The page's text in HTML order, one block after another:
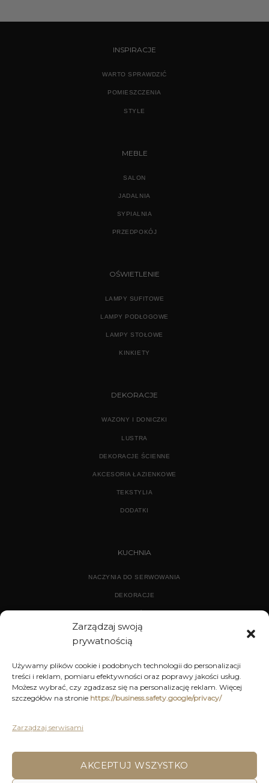
Zarządzaj swoją
prywatnością
Używamy plików cookie i podobnych technologii do personalizacji
treści i reklam, pomiaru efektywności oraz poprawy jakości usług.
Możesz wybrać, czy zgadzasz się na personalizację reklam. Więcej
szczegółów na stronie https://business.safety.google/privacy/
Zarządzaj serwisami
AKCEPTUJ WSZYSTKO
INSPIRACJE
WARTO SPRAWDZIĆ
POMIESZCZENIA
STYLE
MEBLE
SALON
JADALNIA
SYPIALNIA
PRZEDPOKÓJ
OŚWIETLENIE
LAMPY SUFITOWE
LAMPY PODŁOGOWE
LAMPY STOŁOWE
KINKIETY
DEKORACJE
WAZONY I DONICZKI
LUSTRA
DEKORACJE ŚCIENNE
AKCESORIA ŁAZIENKOWE
TEKSTYLIA
DODATKI
KUCHNIA
NACZYNIA DO SERWOWANIA
DEKORACJE
DEKORACJE
KUCHNIA